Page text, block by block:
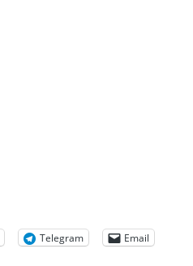
Telegram Email